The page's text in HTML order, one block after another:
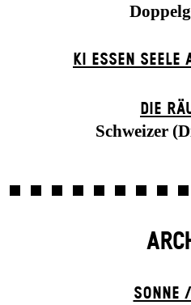
KI ESSEN SEELE
DIE
Schweizer
SONNE